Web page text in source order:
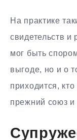
На практике
свидетельств и
мог быть
выгоде, но и о
приходится,
прежний союз и